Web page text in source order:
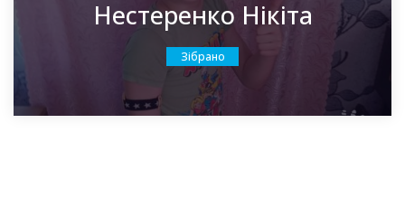
Нестеренко Нікіта
Зібрано